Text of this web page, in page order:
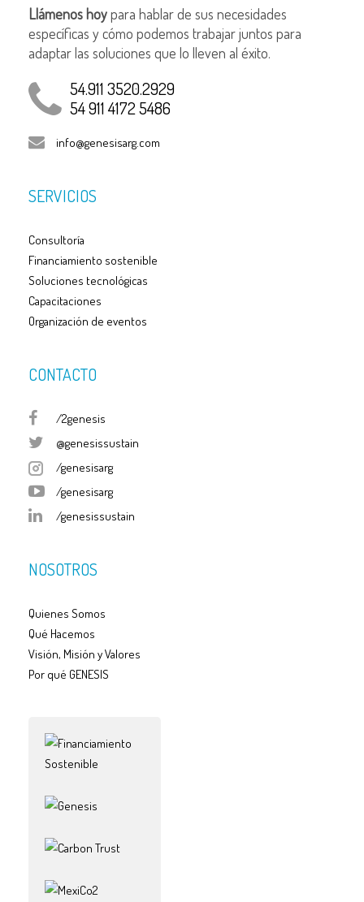
Llámenos hoypara hablar de sus necesidades
específicas y cómo podemos trabajar juntos para
adaptar las soluciones que lo lleven al éxito.
54.911 3520.2929
54 911 4172 5486
info@genesisarg.com
SERVICIOS
Consultoría
Financiamiento sostenible
Soluciones tecnológicas
Capacitaciones
Organización de eventos
CONTACTO
/2genesis
@genesissustain
/genesisarg
/genesisarg
/genesissustain
NOSOTROS
Quienes Somos
Qué Hacemos
Visión, Misión y Valores
Por qué GENESIS